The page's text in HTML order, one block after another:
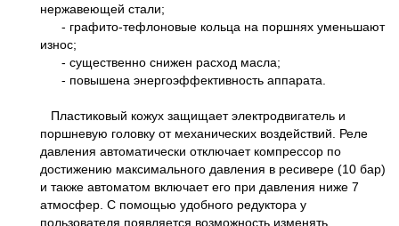
нержавеющей стали;
- графито-тефлоновые кольца на поршнях уменьшают
износ;
- существенно снижен расход масла;
- повышена энергоэффективность аппарата.
Пластиковый кожух защищает электродвигатель и
поршневую головку от механических воздействий. Реле
давления автоматически отключает компрессор по
достижению максимального давления в ресивере (10 бар)
и также автоматом включает его при давления ниже 7
атмосфер. С помощью удобного редуктора у
пользователя появляется возможность изменять